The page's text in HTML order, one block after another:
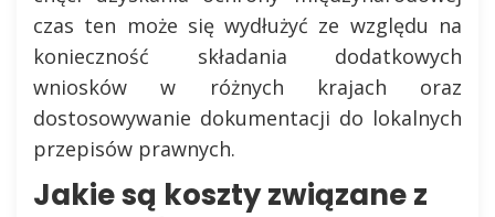
czas ten może się wydłużyć ze względu na
konieczność składania dodatkowych
wniosków w różnych krajach oraz
dostosowywanie dokumentacji do lokalnych
przepisów prawnych.
Jakie są koszty związane z